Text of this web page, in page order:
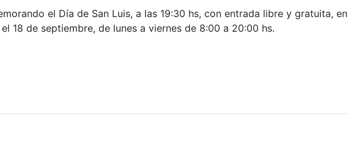
el Día de San Luis, a las 19:30 hs, con entrada libre y gratuita, en
18 de septiembre, de lunes a viernes de 8:00 a 20:00 hs.